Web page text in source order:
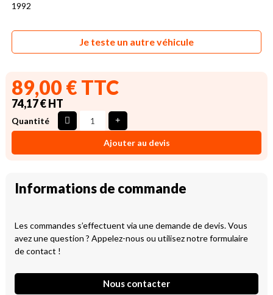
1992
Je teste un autre véhicule
89,00 € TTC
74,17 € HT
Quantité
Ajouter au devis
Informations de commande
Les commandes s’effectuent via une demande de devis. Vous
avez une question ? Appelez-nous ou utilisez notre formulaire
de contact !
Nous contacter